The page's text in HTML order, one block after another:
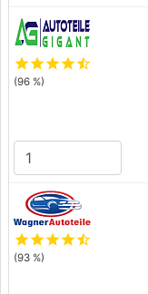
starstarstarstarstar_half
(96 %)
starstarstarstarstar_half
(93 %)